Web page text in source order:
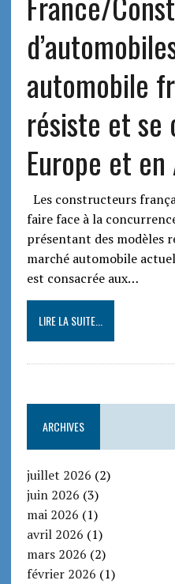
automobile
résiste et se
Europe et
Les constructeurs
faire face à la
présentant des modèles
marché automobile
est consacrée aux…
LIRE LA SUITE...
ARCHIVES
juillet 2026 (2)
juin 2026 (3)
mai 2026 (1)
avril 2026 (1)
mars 2026 (2)
février 2026 (1)